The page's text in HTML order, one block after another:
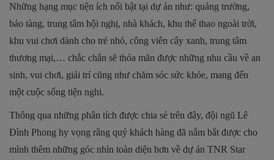
Những hạng mục tiện ích nổi bật tại dự án như: quảng trường,
bảo tàng, trung tâm hội nghị, nhà khách, khu thể thao ngoài trời,
khu vui chơi dành cho trẻ nhỏ, công viên cây xanh, trung tâm
thương mại,… chắc chắn sẽ thỏa mãn được những nhu cầu về an
sinh, vui chơi, giải trí cũng như chăm sóc sức khỏe, mang đến
một cuộc sống tiện nghi.
Thông qua những phân tích được chia sẻ trên đây, đội ngũ Lê
Đình Phong hy vọng rằng quý khách hàng đã nắm bắt được cho
mình thêm những góc nhìn toàn diện hơn về dự án TNR Star